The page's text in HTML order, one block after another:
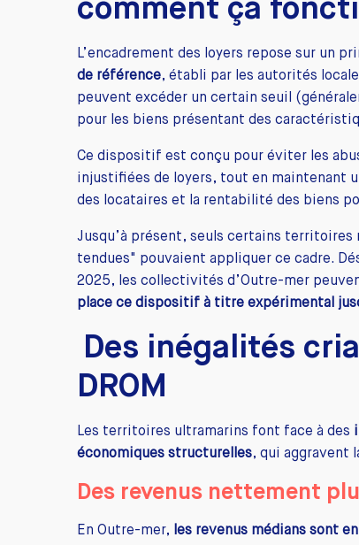
comment ça
L’encadrement des loyers repose sur un
de référence, établi par les autorités
peuvent excéder un certain seuil
pour les biens présentant des
Ce dispositif est conçu pour éviter les
injustifiées de loyers, tout en maintenant
des locataires et la rentabilité des biens
Jusqu’à présent, seuls certains
tendues" pouvaient appliquer ce cadre.
2025, les collectivités d’Outre-mer
place ce dispositif à titre expérimental
Des inégalités
DROM
Les territoires ultramarins font face à des
économiques structurelles, qui aggravent
Des revenus nettement
En Outre-mer, les revenus médians sont